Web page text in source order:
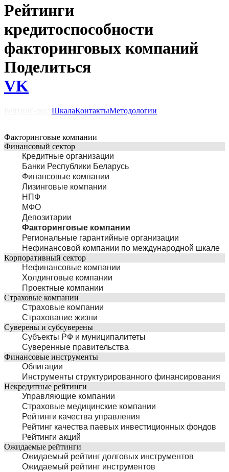
Рейтинги
кредитоспособности
факторинговых компаний
Поделиться
VK
ШкалаКонтактыМетодологии
Факторинговые компании
Финансовый сектор
Кредитные организации
Банки Республики Беларусь
Финансовые компании
Лизинговые компании
НПФ
МФО
Депозитарии
Факторинговые компании
Региональные гарантийные организации
Нефинансовой компании по международной шкале
Корпоративный сектор
Нефинансовые компании
Холдинговые компании
Проектные компании
Страховые компании
Страховые компании
Страхование жизни
Суверены и субсуверены
Субъекты РФ и муниципалитеты
Суверенные правительства
Финансовые инструменты
Облигации
Инструменты структурированного финансирования
Некредитные рейтинги
Управляющие компании
Страховые медицинские компании
Рейтинги качества управления
Рейтинг качества паевых инвестиционных фондов
Рейтинги акций
Ожидаемые рейтинги
Ожидаемый рейтинг долговых инструментов
Ожидаемый рейтинг инструментов